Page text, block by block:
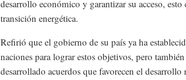
desarrollo económico y garantizar su acceso, esto
transición energética.
Refirió que el gobierno de su país ya ha
naciones para lograr estos objetivos, pero
desarrollado acuerdos que favorecen el